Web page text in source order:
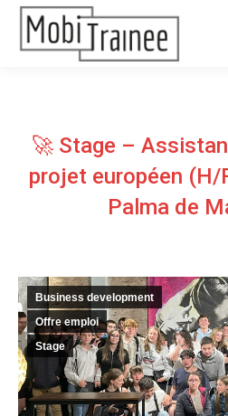
🚀 Stage –
projet européen (H/
Palma de
Business development
Offre emploi
Stage